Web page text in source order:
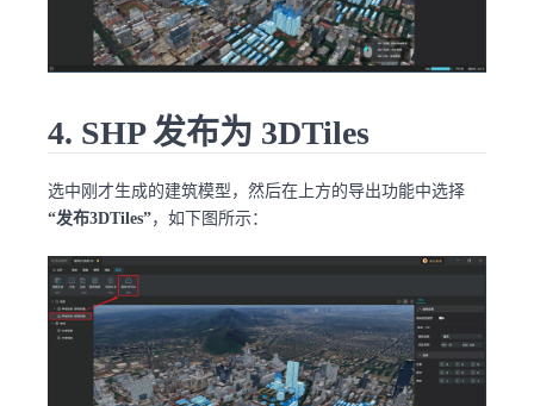
4. SHP 发布为 3DTiles
选中刚才生成的建筑模型，然后在上方的导出功能中选择
“发布3DTiles”，如下图所示：